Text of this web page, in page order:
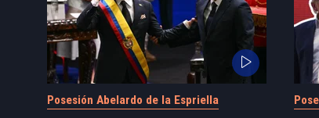
Posesión Abelardo de la Espriella